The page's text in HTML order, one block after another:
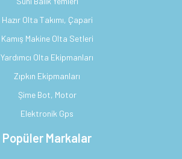
Hazır Olta Takımı, Çapari
Kamış Makine Olta Setleri
Yardımcı Olta Ekipmanları
Zıpkın Ekipmanları
Şime Bot, Motor
Elektronik Gps
Popüler Markalar